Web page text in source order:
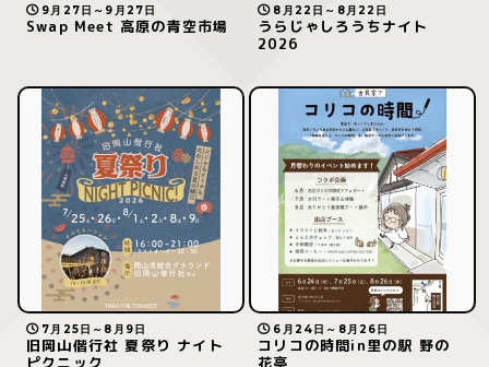
9月27日～9月27日
Swap Meet 高原の青空市場
8月22日～8月22日
うらじゃしろうちナイト
2026
7月25日～8月9日
旧岡山偕行社 夏祭り ナイト
ピクニック
6月24日～8月26日
コリコの時間in里の駅 野の
花亭